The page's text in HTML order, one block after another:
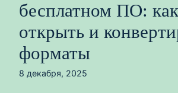
бесплатном ПО: как
открыть и
форматы
8 декабря, 2025